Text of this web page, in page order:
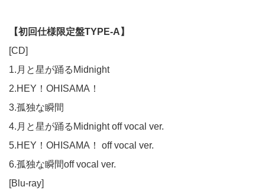
【初回仕様限定盤TYPE-A】
[CD]
1.月と星が踊るMidnight
2.HEY！OHISAMA！
3.孤独な瞬間
4.月と星が踊るMidnight off vocal ver.
5.HEY！OHISAMA！ off vocal ver.
6.孤独な瞬間off vocal ver.
[Blu-ray]